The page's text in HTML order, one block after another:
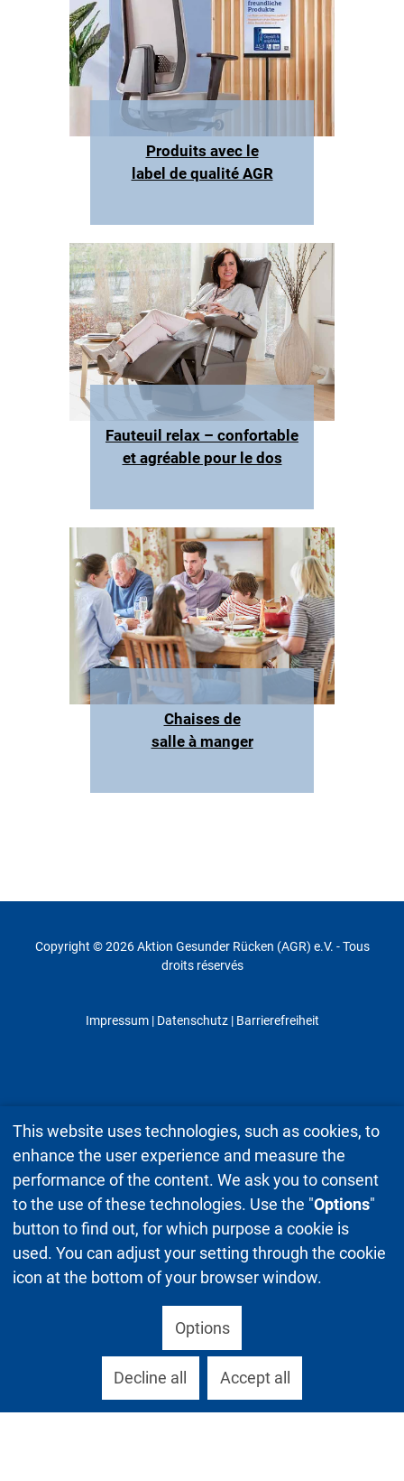
Produits avec le
label de qualité AGR
Fauteuil relax – confortable
et agréable pour le dos
Chaises de
salle à manger
Copyright © 2026 Aktion Gesunder Rücken (AGR) e.V. - Tous
droits réservés
Impressum| Datenschutz| Barrierefreiheit
This website uses technologies, such as cookies, to
enhance the user experience and measure the
performance of the content. We ask you to consent
to the use of these technologies. Use the "Options"
button to find out, for which purpose a cookie is
used. You can adjust your setting through the cookie
icon at the bottom of your browser window.
Options
Decline all Accept all